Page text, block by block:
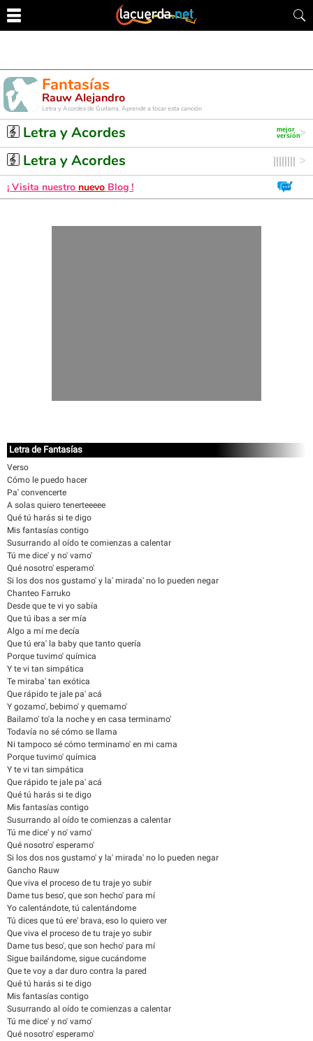
Fantasías
Rauw Alejandro
Letra y Acordes de Guitarra. Aprende a tocar esta canción
Letra y Acordes
Letra y Acordes
¡ Visita nuestro nuevo Blog !
Letra de Fantasías
Verso
Cómo le puedo hacer
Pa' convencerte
A solas quiero tenerteeeee
Qué tú harás si te digo
Mis fantasías contigo
Susurrando al oído te comienzas a calentar
Tú me dice' y no' vamo'
Qué nosotro' esperamo'
Si los dos nos gustamo' y la' mirada' no lo pueden negar
Chanteo Farruko
Desde que te vi yo sabía
Que tú ibas a ser mía
Algo a mí me decía
Que tú era' la baby que tanto quería
Porque tuvimo' química
Y te vi tan simpática
Te miraba' tan exótica
Que rápido te jale pa' acá
Y gozamo', bebimo' y quemamo'
Bailamo' to'a la noche y en casa terminamo'
Todavía no sé cómo se llama
Ni tampoco sé cómo terminamo' en mi cama
Porque tuvimo' química
Y te vi tan simpática
Que rápido te jale pa' acá
Qué tú harás si te digo
Mis fantasías contigo
Susurrando al oído te comienzas a calentar
Tú me dice' y no' vamo'
Qué nosotro' esperamo'
Si los dos nos gustamo' y la' mirada' no lo pueden negar
Gancho Rauw
Que viva el proceso de tu traje yo subir
Dame tus beso', que son hecho' para mí
Yo calentándote, tú calentándome
Tú dices que tú ere' brava, eso lo quiero ver
Que viva el proceso de tu traje yo subir
Dame tus beso', que son hecho' para mí
Sigue bailándome, sigue cucándome
Que te voy a dar duro contra la pared
Qué tú harás si te digo
Mis fantasías contigo
Susurrando al oído te comienzas a calentar
Tú me dice' y no' vamo'
Qué nosotro' esperamo'